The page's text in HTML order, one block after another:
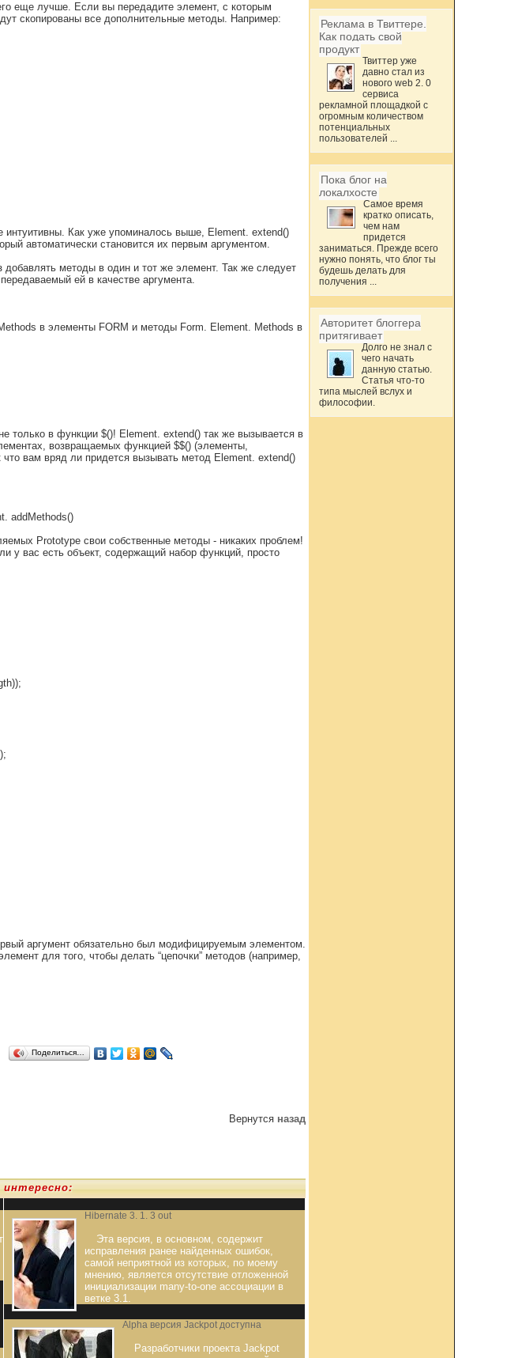
еще лучше. Если вы передадите элемент, с которым
скопированы все дополнительные методы. Например:
интуитивны. Как уже упоминалось выше, Element. extend()
автоматически становится их первым аргументом.
добавлять методы в один и тот же элемент. Так же следует
ей в качестве аргумента.
в элементы FORM и методы Form. Element. Methods в
только в функции $()! Element. extend() так же вызывается в
возвращаемых функцией $$() (элементы,
вам вряд ли придется вызывать метод Element. extend()
addMethods()
Prototype свои собственные методы - никаких проблем!
у вас есть объект, содержащий набор функций, просто
аргумент обязательно был модифицируемым элементом.
для того, чтобы делать “цепочки” методов (например,
Поделиться…
Вернутся назад
Hibernate 3. 1. 3 out
Эта версия, в основном, содержит
исправления ранее найденных ошибок,
самой неприятной из которых, по моему
мнению, является отсутствие отложенной
инициализации many-to-one ассоциации в
ветке 3.1.
Alpha версия Jackpot доступна
Разработчики проекта Jackpot
Реклама в Твиттере.
Как подать свой
продукт
Твиттер уже
давно стал из
нового web 2. 0
сервиса
рекламной площадкой с
огромным количеством
потенциальных
пользователей ...
Пока блог на
локалхосте
Самое время
кратко описать,
чем нам
придется
заниматься. Прежде всего
нужно понять, что блог ты
будешь делать для
получения ...
Авторитет блоггера
притягивает
Долго не знал с
чего начать
данную статью.
Статья что-то
типа мыслей вслух и
философии.